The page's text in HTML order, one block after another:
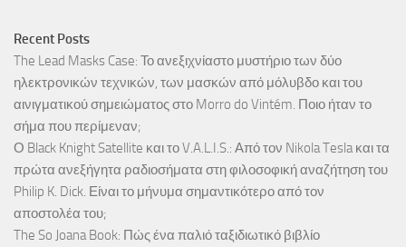
Recent Posts
The Lead Masks Case: Το ανεξιχνίαστο μυστήριο των δύο
ηλεκτρονικών τεχνικών, των μασκών από μόλυβδο και του
αινιγματικού σημειώματος στο Morro do Vintém. Ποιο ήταν το
σήμα που περίμεναν;
Ο Black Knight Satellite και το V.A.L.I.S.: Από τον Nikola Tesla και τα
πρώτα ανεξήγητα ραδιοσήματα στη φιλοσοφική αναζήτηση του
Philip K. Dick. Είναι το μήνυμα σημαντικότερο από τον
αποστολέα του;
The So Joana Book: Πώς ένα παλιό ταξιδιωτικό βιβλίο